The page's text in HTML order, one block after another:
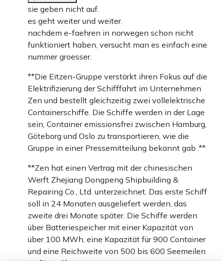
sie geben nicht auf.
es geht weiter und weiter.
nachdem e-faehren in norwegen schon nicht
funktioniert haben, versucht man es einfach eine
nummer groesser.
**Die Eitzen-Gruppe verstärkt ihren Fokus auf die
Elektrifizierung der Schifffahrt im Unternehmen
Zen und bestellt gleichzeitig zwei vollelektrische
Containerschiffe. Die Schiffe werden in der Lage
sein, Container emissionsfrei zwischen Hamburg,
Göteborg und Oslo zu transportieren, wie die
Gruppe in einer Pressemitteilung bekannt gab .**
**Zen hat einen Vertrag mit der chinesischen
Werft Zhejiang Dongpeng Shipbuilding &
Repairing Co., Ltd. unterzeichnet. Das erste Schiff
soll in 24 Monaten ausgeliefert werden, das
zweite drei Monate später. Die Schiffe werden
über Batteriespeicher mit einer Kapazität von
über 100 MWh, eine Kapazität für 900 Container
und eine Reichweite von 500 bis 600 Seemeilen